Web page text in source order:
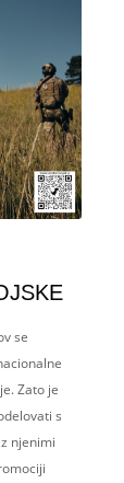
se
Zato je
s
njenimi